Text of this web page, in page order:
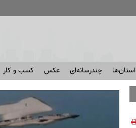
استان‌ها چندرسانه‌ای عکس کسب و کار